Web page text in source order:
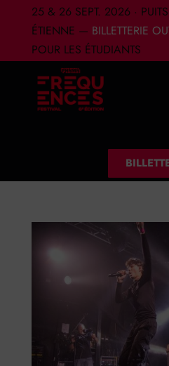
25 & 26 SEPT. 2026 ·
ÉTIENNE — BILLETTERIE
POUR LES ÉTUDIANTS